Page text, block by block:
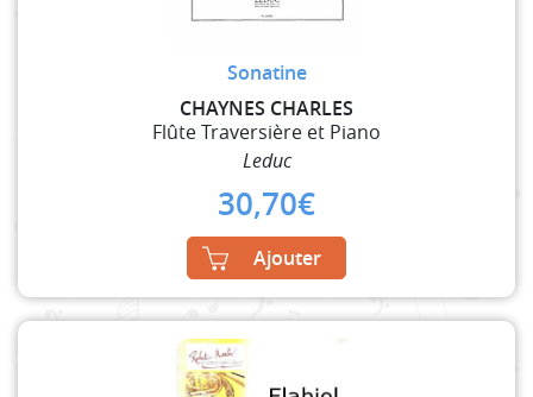
Sonatine
CHAYNES CHARLES
Flûte Traversière et Piano
Leduc
30,70€
Ajouter